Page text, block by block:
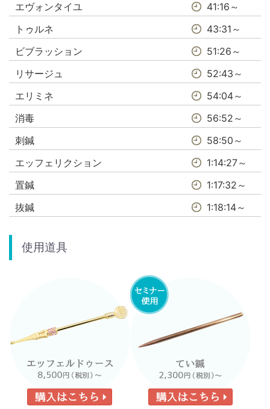
エヴォンタイユ
41:16～
トゥルネ
43:31～
ビブラッション
51:26～
リサージュ
52:43～
エリミネ
54:04～
消毒
56:52～
刺鍼
58:50～
エッフェリクション
1:14:27～
置鍼
1:17:32～
抜鍼
1:18:14～
使用道具